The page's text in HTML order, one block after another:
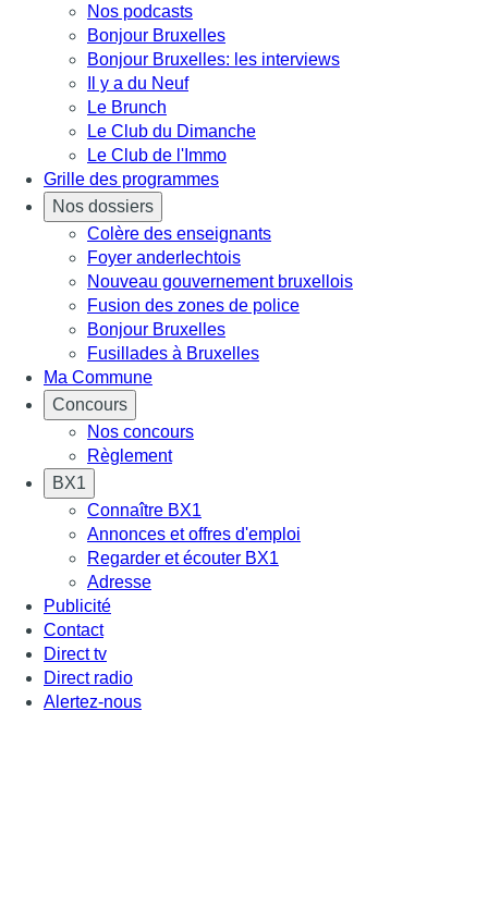
Nos podcasts
Bonjour Bruxelles
Bonjour Bruxelles: les interviews
Il y a du Neuf
Le Brunch
Le Club du Dimanche
Le Club de l'Immo
Grille des programmes
Nos dossiers
Colère des enseignants
Foyer anderlechtois
Nouveau gouvernement bruxellois
Fusion des zones de police
Bonjour Bruxelles
Fusillades à Bruxelles
Ma Commune
Concours
Nos concours
Règlement
BX1
Connaître BX1
Annonces et offres d'emploi
Regarder et écouter BX1
Adresse
Publicité
Contact
Direct tv
Direct radio
Alertez-nous